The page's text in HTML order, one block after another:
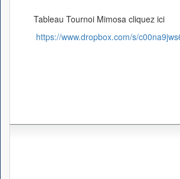
Tableau Tournoi Mimosa cliquez ici
https://www.dropbox.com/s/